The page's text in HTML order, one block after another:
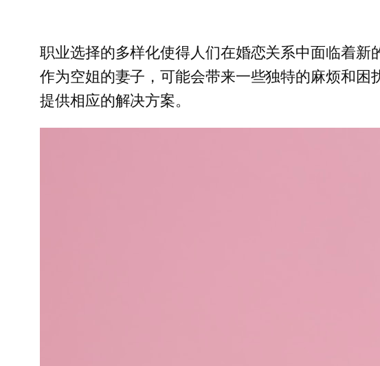
职业选择的多样化使得人们在婚恋关系中面临着新
作为空姐的妻子，可能会带来一些独特的麻烦和困
提供相应的解决方案。